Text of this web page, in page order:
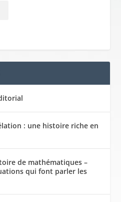
: une histoire riche en
de mathématiques –
qui font parler les